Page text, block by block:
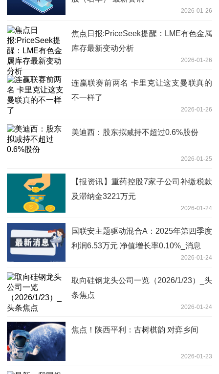
2026-01-26
焦点日报:PriceSeek提醒：LME有色金属
库存最新变动分析
2026-01-26
连赢联赛前两名 卡里克让这支曼联真的
不一样了
2026-01-26
美迪西：股东拟减持不超过0.6%股份
2026-01-25
【报资讯】重药控股7家子公司补缴税款
及滞纳金3221万元
2026-01-24
国联安主题驱动混合A：2025年第四季度
利润6.53万元 净值增长率0.10%_消息
2026-01-24
取向硅钢龙头公司一览（2026/1/23）_头
条焦点
2026-01-24
焦点！陕西平利：古树棋韵 对弈乡间
2026-01-23